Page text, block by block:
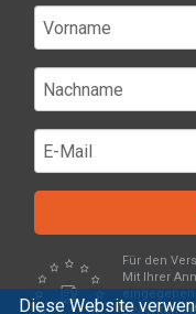
Diese Website
Für den
Mit Ihrer
Beachten